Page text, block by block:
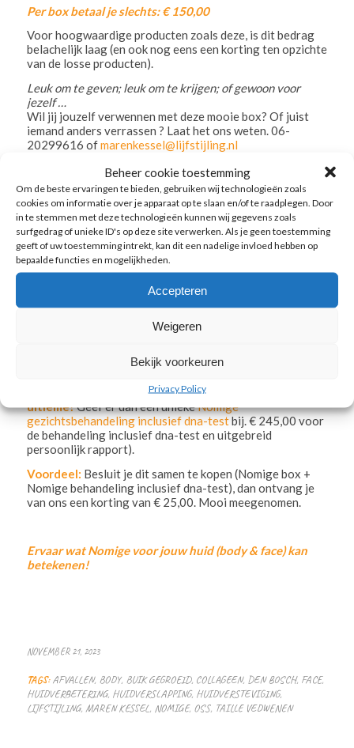
Beheer cookie toestemming
Om de beste ervaringen te bieden, gebruiken wij technologieën zoals
cookies om informatie over je apparaat op te slaan en/of te raadplegen. Door
in te stemmen met deze technologieën kunnen wij gegevens zoals
surfgedrag of unieke ID's op deze site verwerken. Als je geen toestemming
geeft of uw toestemming intrekt, kan dit een nadelige invloed hebben op
bepaalde functies en mogelijkheden.
Accepteren
Weigeren
Bekijk voorkeuren
Privacy Policy
Per box betaal je slechts: € 150,00
Voor hoogwaardige producten zoals deze, is dit bedrag
belachelijk laag (en ook nog eens een korting ten opzichte
van de losse producten).
Leuk om te geven; leuk om te krijgen; of gewoon voor
jezelf …
Wil jij jouzelf verwennen met deze mooie box? Of juist
iemand anders verrassen ? Laat het ons weten. 06-
20299616 ofmarenkessel@lijfstijling.nl
ultieme?Geef er dan een uniekeNomige
gezichtsbehandeling inclusief dna-testbij. € 245,00 voor
de behandeling inclusief dna-test en uitgebreid
persoonlijk rapport).
Voordeel: Besluit je dit samen te kopen (Nomige box +
Nomige behandeling inclusief dna-test), dan ontvang je
van ons een korting van € 25,00. Mooi meegenomen.
Ervaar wat Nomige voor jouw huid (body & face) kan
betekenen!
NOVEMBER 21, 2023
TAGS: AFVALLEN, BODY, BUIK GEGROEID, COLLAGEEN, DEN BOSCH, FACE,
HUIDVERBETERING, HUIDVERSLAPPING, HUIDVERSTEVIGING,
LIJFSTIJLING, MAREN KESSEL, NOMIGE, OSS, TAILLE VEDWENEN